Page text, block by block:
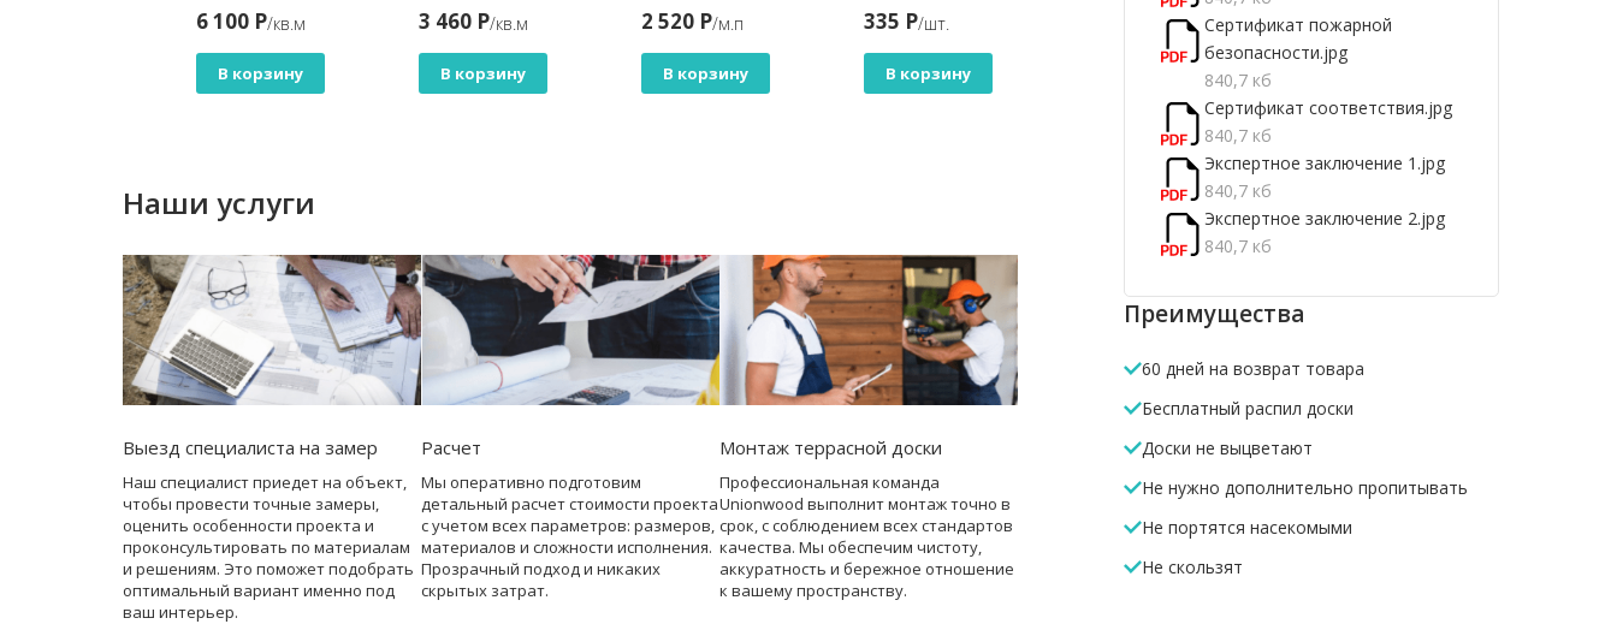
6 100 Р/кв.м
В корзину
3 460 Р/кв.м
В корзину
2 520 Р/м.п
В корзину
335 Р/шт.
В корзину
/м.п 385 Р/м.п
Наши услуги
Выезд специалиста на замер
Наш специалист приедет на объект,
чтобы провести точные замеры,
оценить особенности проекта и
проконсультировать по материалам
и решениям. Это поможет подобрать
оптимальный вариант именно под
ваш интерьер.
Расчет
Мы оперативно подготовим
детальный расчет стоимости проекта
с учетом всех параметров: размеров,
материалов и сложности исполнения.
Прозрачный подход и никаких
скрытых затрат.
Монтаж террасной доски
Профессиональная команда
Unionwood выполнит монтаж точно в
срок, с соблюдением всех стандартов
качества. Мы обеспечим чистоту,
аккуратность и бережное отношение
к вашему пространству.
Сертификат пожарной
безопасности.jpg
840,7 кб
Сертификат соответствия.jpg
840,7 кб
Экспертное заключение 1.jpg
840,7 кб
Экспертное заключение 2.jpg
840,7 кб
Преимущества
60 дней на возврат товара
Бесплатный распил доски
Доски не выцветают
Не нужно дополнительно пропитывать
Не портятся насекомыми
Не скользят